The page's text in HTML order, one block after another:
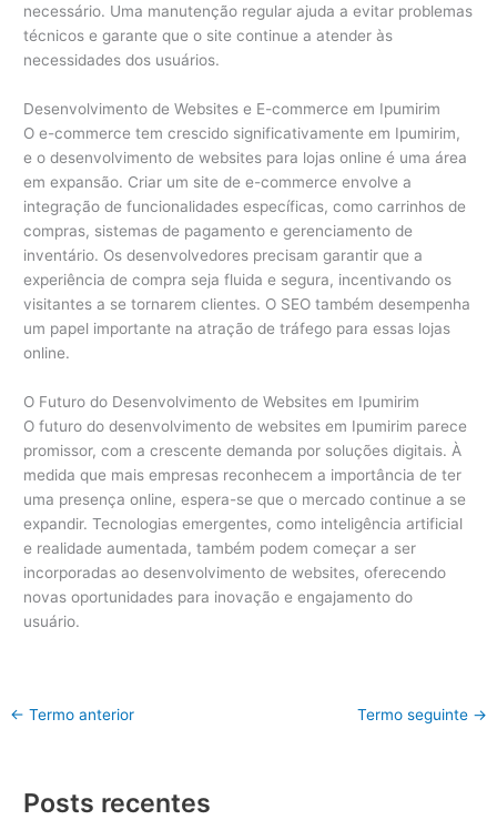
necessário. Uma manutenção regular ajuda a evitar problemas
técnicos e garante que o site continue a atender às
necessidades dos usuários.
Desenvolvimento de Websites e E-commerce em Ipumirim
O e-commerce tem crescido significativamente em Ipumirim,
e o desenvolvimento de websites para lojas online é uma área
em expansão. Criar um site de e-commerce envolve a
integração de funcionalidades específicas, como carrinhos de
compras, sistemas de pagamento e gerenciamento de
inventário. Os desenvolvedores precisam garantir que a
experiência de compra seja fluida e segura, incentivando os
visitantes a se tornarem clientes. O SEO também desempenha
um papel importante na atração de tráfego para essas lojas
online.
O Futuro do Desenvolvimento de Websites em Ipumirim
O futuro do desenvolvimento de websites em Ipumirim parece
promissor, com a crescente demanda por soluções digitais. À
medida que mais empresas reconhecem a importância de ter
uma presença online, espera-se que o mercado continue a se
expandir. Tecnologias emergentes, como inteligência artificial
e realidade aumentada, também podem começar a ser
incorporadas ao desenvolvimento de websites, oferecendo
novas oportunidades para inovação e engajamento do
usuário.
← Termo anterior Termo seguinte →
Posts recentes